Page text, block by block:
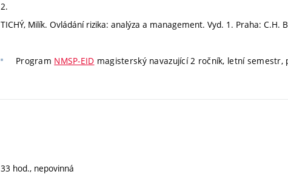
2.
TICHÝ, Milík. Ovládání rizika: analýza a management. Vyd. 1. Praha: C.H.
Program NMSP-EID magisterský navazující 2 ročník, letní semestr,
33 hod., nepovinná